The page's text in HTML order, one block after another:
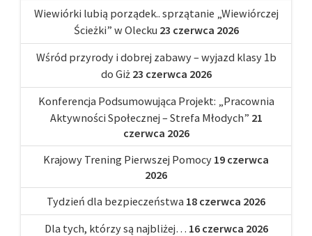
Wiewiórki lubią porządek.. sprzątanie „Wiewiórczej
Ścieżki” w Olecku 23 czerwca 2026
Wśród przyrody i dobrej zabawy – wyjazd klasy 1b
do Giż 23 czerwca 2026
Konferencja Podsumowująca Projekt: „Pracownia
Aktywności Społecznej – Strefa Młodych” 21
czerwca 2026
Krajowy Trening Pierwszej Pomocy 19 czerwca
2026
Tydzień dla bezpieczeństwa 18 czerwca 2026
Dla tych, którzy są najbliżej… 16 czerwca 2026